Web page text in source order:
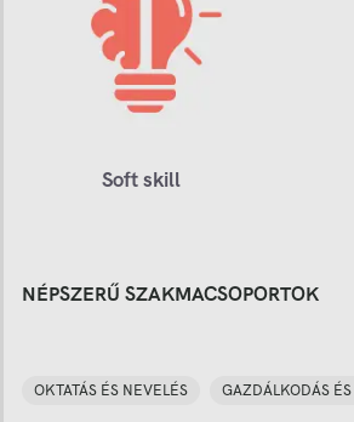
Soft skill
NÉPSZERŰ SZAKMACSOPORTOK
OKTATÁS ÉS NEVELÉS GAZDÁLKODÁS